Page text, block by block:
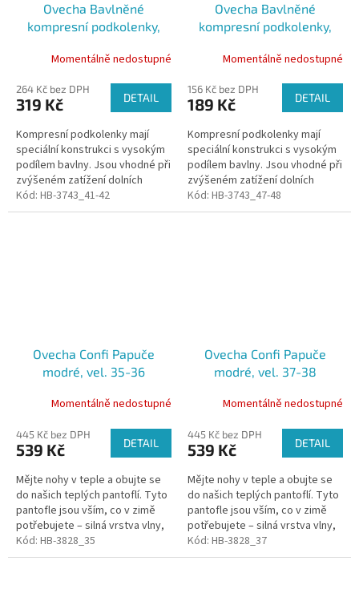
Ovecha Bavlněné
kompresní podkolenky,
Momentálně nedostupné
264 Kč bez DPH
319 Kč DETAIL
Kompresní podkolenky mají
speciální konstrukci s vysokým
podílem bavlny. Jsou vhodné při
zvýšeném zatížení dolních
končetin, působí jako prevence
proti křečovým žilám,
Kód: HB-3743_41-42
Ovecha Bavlněné
kompresní podkolenky,
Momentálně nedostupné
156 Kč bez DPH
189 Kč DETAIL
Kompresní podkolenky mají
speciální konstrukci s vysokým
podílem bavlny. Jsou vhodné při
zvýšeném zatížení dolních
končetin, působí jako prevence
proti křečovým žilám,
Kód: HB-3743_47-48
Ovecha Confi Papuče
modré, vel. 35-36
Momentálně nedostupné
445 Kč bez DPH
539 Kč DETAIL
Mějte nohy v teple a obujte se
do našich teplých pantoflí. Tyto
pantofle jsou vším, co v zimě
potřebujete – silná vrstva vlny,
která izoluje chlad od spodní
části. Pantofle jsou...
Kód: HB-3828_35
Ovecha Confi Papuče
modré, vel. 37-38
Momentálně nedostupné
445 Kč bez DPH
539 Kč DETAIL
Mějte nohy v teple a obujte se
do našich teplých pantoflí. Tyto
pantofle jsou vším, co v zimě
potřebujete – silná vrstva vlny,
která izoluje chlad od spodní
části. Pantofle jsou...
Kód: HB-3828_37